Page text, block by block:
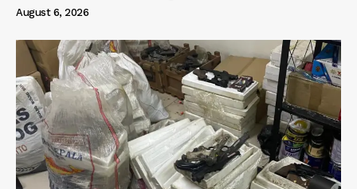
August 6, 2026